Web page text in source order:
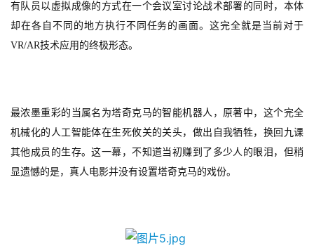
游
戏
手
机
游
有队员以虚拟成像的方式在一个会议室讨论战术部署的同时，本体
却在各自不同的地方执行不同任务的画面。这完全就是当前对于
VR/AR技术应用的终极形态。
最浓墨重彩的当属名为塔奇克马的智能机器人，原著中，这个完全
机械化的人工智能体在生死攸关的关头，做出自我牺牲，换回九课
其他成员的生存。这一幕，不知道当初赚到了多少人的眼泪，但稍
显遗憾的是，真人电影并没有设置塔奇克马的戏份。